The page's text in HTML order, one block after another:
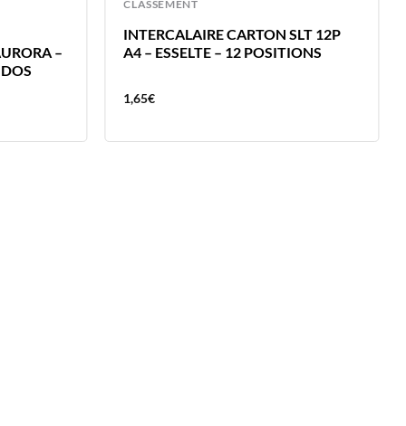
–
CLASSEMENT
INTERCALAIRE CARTON SLT 12P
A4 – ESSELTE – 12 POSITIONS
1,65€